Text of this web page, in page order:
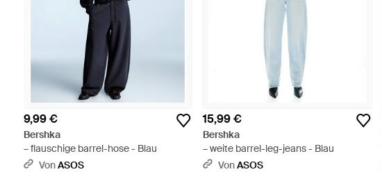
9,99 €
Bershka
– flauschige barrel-hose - Blau
VonASOS
15,99 €
Bershka
– weite barrel-leg-jeans - Blau
VonASOS